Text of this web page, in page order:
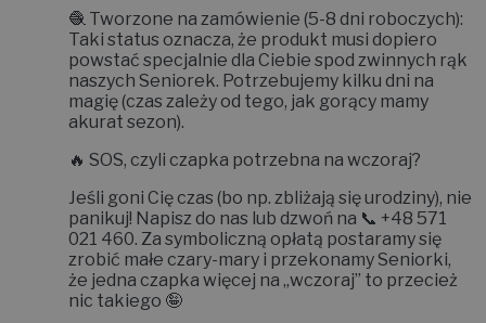
🧶 Tworzone na zamówienie (5-8 dni roboczych):
Taki status oznacza, że produkt musi dopiero
powstać specjalnie dla Ciebie spod zwinnych rąk
naszych Seniorek. Potrzebujemy kilku dni na
magię (czas zależy od tego, jak gorący mamy
akurat sezon).
🔥 SOS, czyli czapka potrzebna na wczoraj?
Jeśli goni Cię czas (bo np. zbliżają się urodziny), nie
panikuj! Napisz do nas lub dzwoń na 📞 +48 571
021 460. Za symboliczną opłatą postaramy się
zrobić małe czary-mary i przekonamy Seniorki,
że jedna czapka więcej na „wczoraj” to przecież
nic takiego 🤪